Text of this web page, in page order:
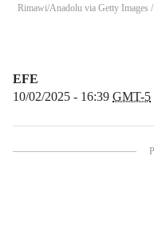
Rimawi/Anadolu via Getty Images /
EFE
10/02/2025 - 16:39 GMT-5